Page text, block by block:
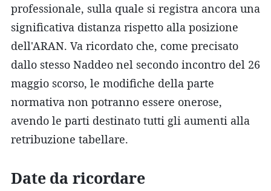
professionale, sulla quale si registra ancora una
significativa distanza rispetto alla posizione
dell'ARAN. Va ricordato che, come precisato
dallo stesso Naddeo nel secondo incontro del 26
maggio scorso, le modifiche della parte
normativa non potranno essere onerose,
avendo le parti destinato tutti gli aumenti alla
retribuzione tabellare.
Date da ricordare